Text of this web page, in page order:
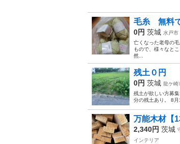
毛糸 無料
0円 茨城 水戸市
亡くなった老母の
もので、様々なと
然...
残土０円
0円 茨城 龍ケ崎
残土が欲しい方募
分の残土あり。 8
万能木材
2,340円 茨城
インテリア